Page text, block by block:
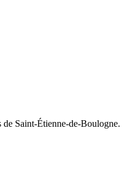
de Saint-Étienne-de-Boulogne.